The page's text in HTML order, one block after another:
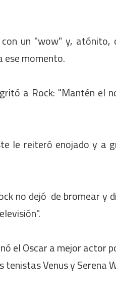
un "wow" y, atónito,
ese momento.
a Rock: "Mantén el
le reiteró enojado y a
no dejó de bromear y
el Oscar a mejor actor
Venus y Serena